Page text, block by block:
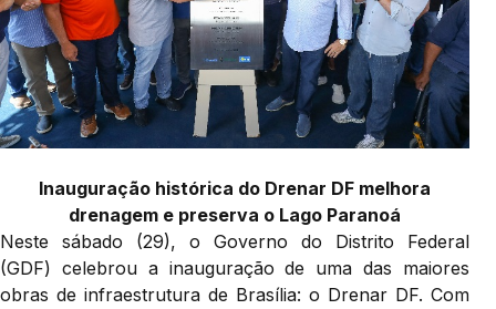
Inauguração histórica do Drenar DF melhora
drenagem e preserva o Lago Paranoá
Neste sábado (29), o Governo do Distrito Federal
(GDF) celebrou a inauguração de uma das maiores
obras de infraestrutura de Brasília: o Drenar DF. Com